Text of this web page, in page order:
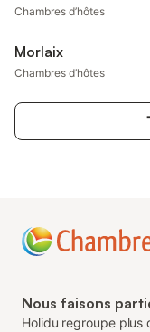
Chambres d’hôtes
Morlaix
Chambres d’hôtes
Nous faisons
Holidu regroupe plus